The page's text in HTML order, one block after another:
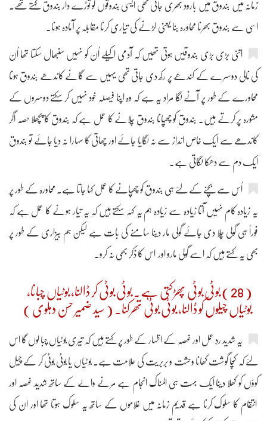
زمانہ میں بندوق میں بارود بھری جاتی تھی ایسی بندوقوں کو توڑے دار بندوق کہتے تھے۔
اسی سے بندوق بھرنا محاورہ بنا یعنی لڑنے کی تیاری کرنا مقابلہ پر آمادہ ہونا۔
اتنی بڑی بڑی بندوقیں ہوتی تھیں کہ آدمی اکیلے اُن کو نہیں سنبھال سکتا تھا اُن
کی نالی دوسرے کے کندھے پر رکھ دی جاتی تھی یہیں سے گانے کاندھے بندوق ہونا
محاورے کے طور پر آنے لگا مراد یہ ہے کہ وہ اپنا فیصلہ خود نہیں کر سکتے دوسروں کے
مشورہ پر کرتے ہیں۔ بندوق کو چھُپانا بندوق چلانے کا عمل ہے کہ بندوق کا پچھلا حصہ اگر
کاندھے سے ایک خاص انداز سے نہ لگایا جائے اور چھاتی کا سہارا نہ دیا جائے تو بندوق
ایک دم سے دھکا لگاتی ہے۔
اُس سے بچنے کے لئے ہی بندوق کو چھُپانے کا عمل کہا جاتا ہے۔ محاورہ کے طور پر
یہ زیادہ کام نہیں آتا زیادہ سے زیادہ ہم یہ کہہ سکتے ہیں کہ یہ تیار ہونے کا عمل ہے کہ
فوراً ہی گولی چلا دی جائے گولی مار دینا سامنے کی بات ہے لیکن ہم بیزاری کے طور پر
بھی یہ کہتے ہیں کہ اسے گولی مارو اور اس کا ذکر بھی نہ کرو۔
( 28 ) بوٹی بوٹی پھڑکتی ہے۔ بوٹی بوٹی کر ڈالنا، بوٹیاں چبانا،
بوٹیاں چیلوں کو ڈالنا، بوٹی بوٹی تھرکنا۔ ( سید ضمیر حسن دہلوی )
یہ شدید ردِ عمل اور غصہ کے اظہار کے طور پر کہتے ہیں کہ تیری بوٹیاں چبا لوں گا اس
لئے کہ کچا گوشت کھانا وحشت و بربریت کی علامت ہے۔ بوٹیاں یا بوٹی بوٹی کر کے چیل
کووّں کو کھلا دینا ایک بہت ہی المناک انجام ہے مرنے والے کے ساتھ شدید غصہ اور
انتقام کا سلوک کرنا ہے قدیم زمانہ میں غلاموں کے ساتھ یہ سلوک ہوتا تھا اور ان کی